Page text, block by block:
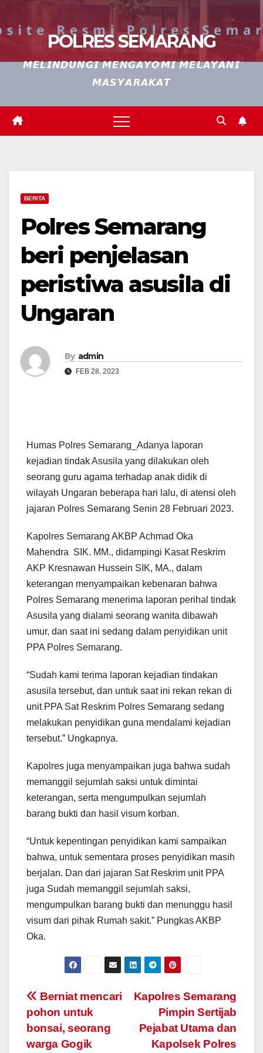
POLRES SEMARANG
𝙈𝙀𝙇𝙄𝙉𝘿𝙐𝙉𝙂𝙄 𝙈𝙀𝙉𝙂𝘼𝙔𝙊𝙈𝙄 𝙈𝙀𝙇𝘼𝙔𝘼𝙉𝙄
𝙈𝘼𝙎𝙔𝘼𝙍𝘼𝙆𝘼𝙏
BERITA
Polres Semarang
beri penjelasan
peristiwa asusila di
Ungaran
By admin
FEB 28, 2023
Humas Polres Semarang_Adanya laporan
kejadian tindak Asusila yang dilakukan oleh
seorang guru agama terhadap anak didik di
wilayah Ungaran beberapa hari lalu, di atensi oleh
jajaran Polres Semarang Senin 28 Februari 2023.
Kapolres Semarang AKBP Achmad Oka
Mahendra SIK. MM., didampingi Kasat Reskrim
AKP Kresnawan Hussein SIK, MA., dalam
keterangan menyampaikan kebenaran bahwa
Polres Semarang menerima laporan perihal tindak
Asusila yang dialami seorang wanita dibawah
umur, dan saat ini sedang dalam penyidikan unit
PPA Polres Semarang.
“Sudah kami terima laporan kejadian tindakan
asusila tersebut, dan untuk saat ini rekan rekan di
unit PPA Sat Reskrim Polres Semarang sedang
melakukan penyidikan guna mendalami kejadian
tersebut.” Ungkapnya.
Kapolres juga menyampaikan juga bahwa sudah
memanggil sejumlah saksi untuk dimintai
keterangan, serta mengumpulkan sejumlah
barang bukti dan hasil visum korban.
“Untuk kepentingan penyidikan kami sampaikan
bahwa, untuk sementara proses penyidikan masih
berjalan. Dan dari jajaran Sat Reskrim unit PPA
juga Sudah memanggil sejumlah saksi,
mengumpulkan barang bukti dan menunggu hasil
visum dari pihak Rumah sakit.” Pungkas AKBP
Oka.
Post
navigation
Kapolres Semarang
Pimpin Sertijab
Pejabat Utama dan
Kapolsek Polres
Berniat mencari
pohon untuk
bonsai, seorang
warga Gogik